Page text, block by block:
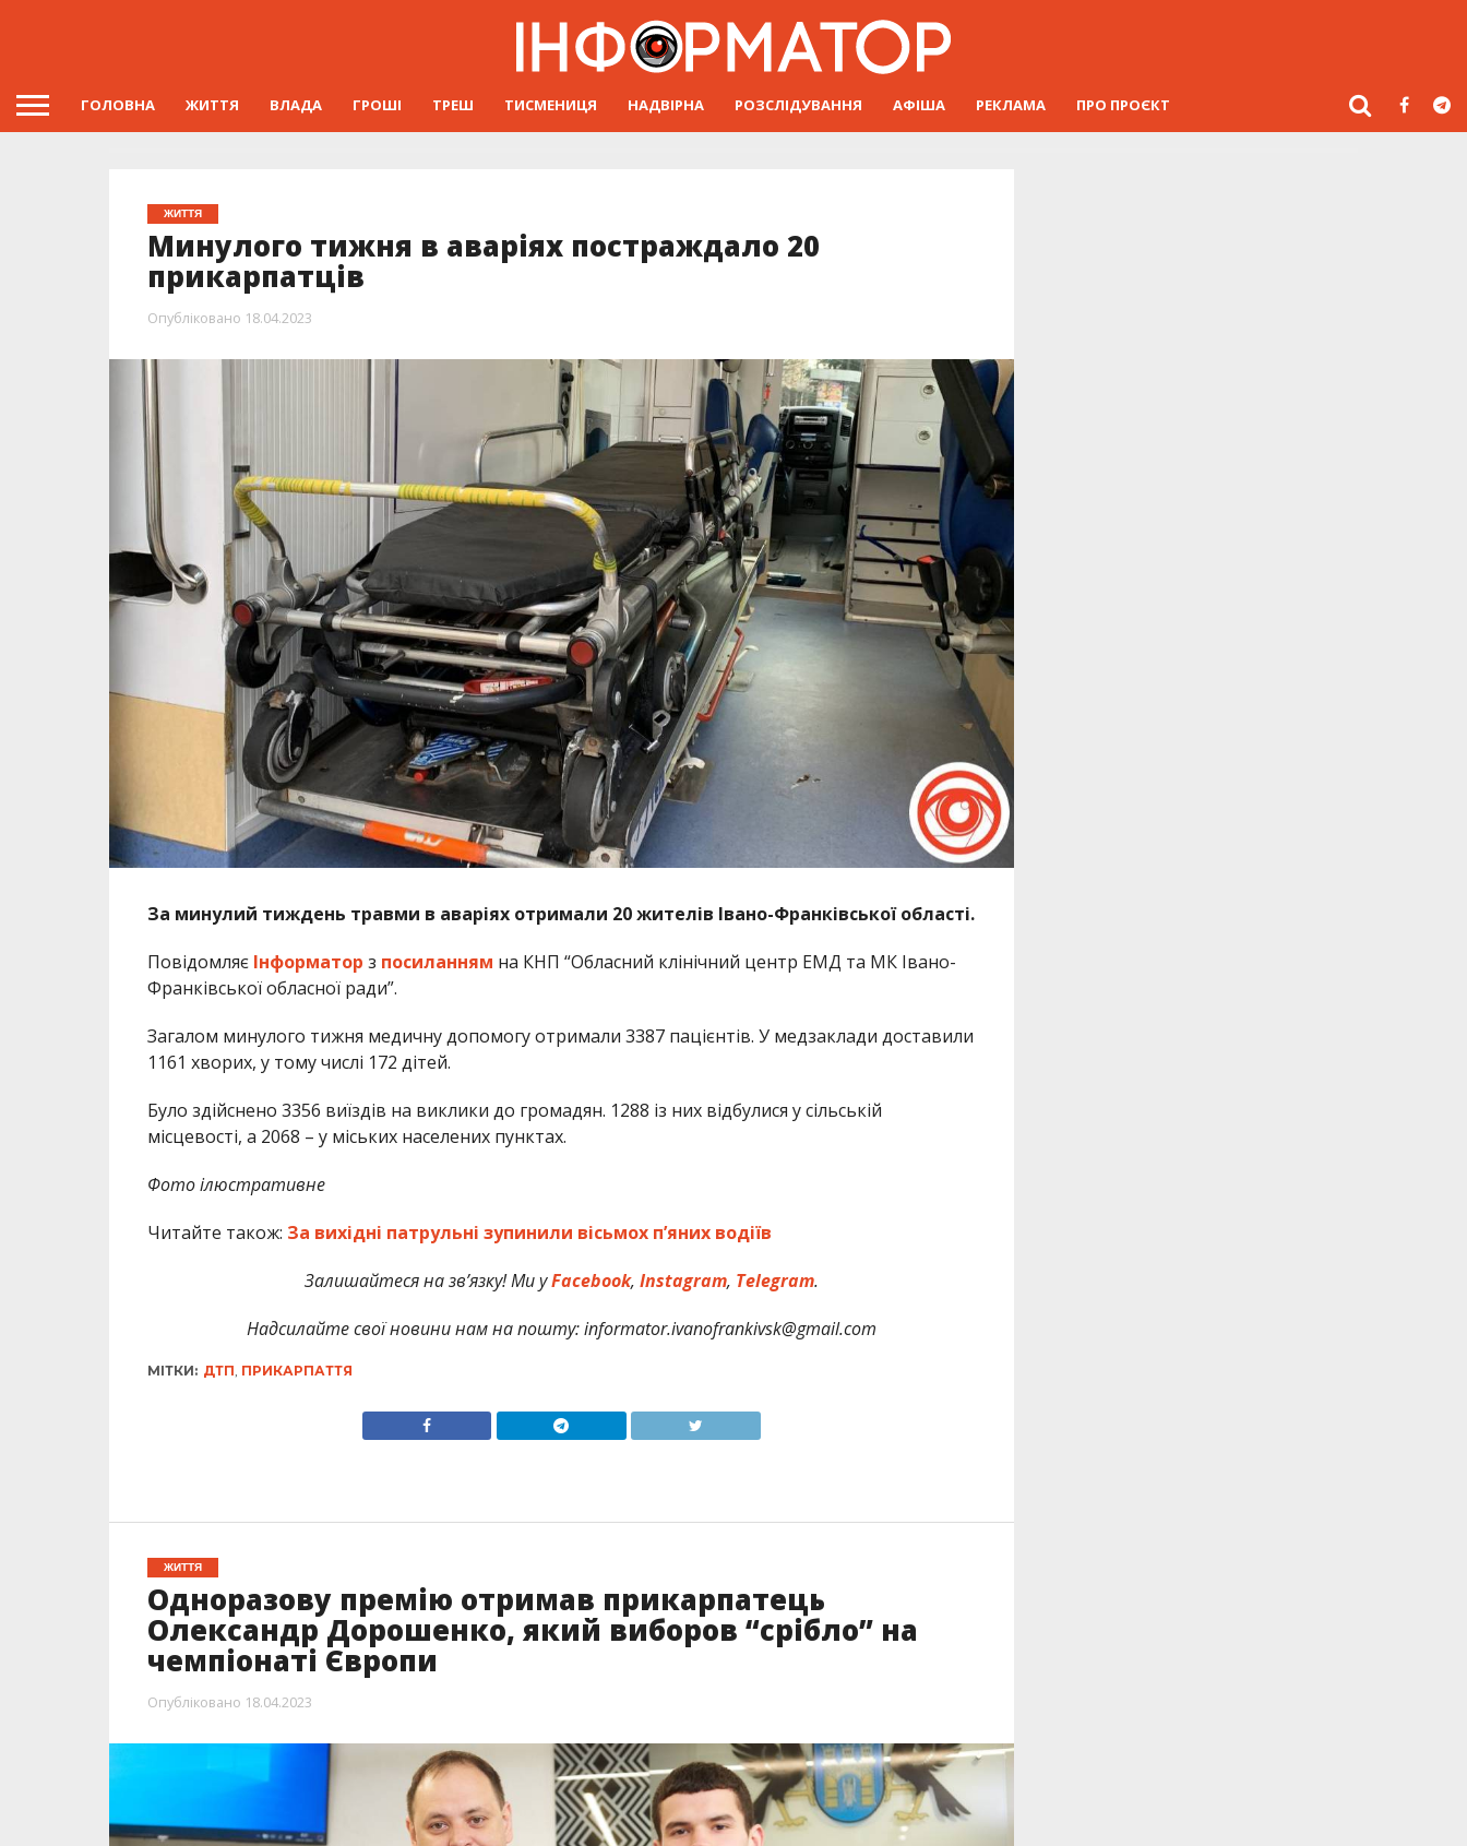
ГОЛОВНА ЖИТТЯ ВЛАДА ГРОШІ ТРЕШ ТИСМЕНИЦЯ НАДВІРНА РОЗСЛІДУВАННЯ АФІША РЕКЛАМА ПРО ПРОЄКТ
ЖИТТЯ
Минулого тижня в аваріях постраждало 20
прикарпатців
Опубліковано 18.04.2023
За минулий тиждень травми в аваріях отримали 20 жителів Івано-Франківської області.
Повідомляє Інформатор з посиланням на КНП “Обласний клінічний центр ЕМД та МК Івано-
Франківської обласної ради”.
Загалом минулого тижня медичну допомогу отримали 3387 пацієнтів. У медзаклади доставили
1161 хворих, у тому числі 172 дітей.
Було здійснено 3356 виїздів на виклики до громадян. 1288 із них відбулися у сільській
місцевості, а 2068 – у міських населених пунктах.
Фото ілюстративне
Читайте також: За вихідні патрульні зупинили вісьмох п’яних водіїв
Залишайтеся на зв’язку! Ми уFacebook, Instagram, Telegram.
Надсилайте свої новини нам на пошту: informator.ivanofrankivsk@gmail.com
МІТКИ: ДТП, ПРИКАРПАТТЯ
ЖИТТЯ
Одноразову премію отримав прикарпатець
Олександр Дорошенко, який виборов “срібло” на
чемпіонаті Європи
Опубліковано 18.04.2023